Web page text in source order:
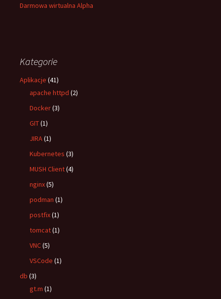
Darmowa wirtualna Alpha
Kategorie
Aplikacje (41)
apache httpd (2)
Docker(3)
GIT(1)
JIRA(1)
Kubernetes (3)
MUSH Client(4)
nginx(5)
podman (1)
postfix(1)
tomcat(1)
VNC(5)
VSCode (1)
db (3)
gt.m (1)